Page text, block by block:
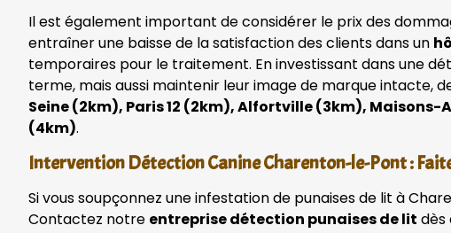
Il est également important de considérer le prix des
entraîner une baisse de la satisfaction des clients dans un
temporaires pour le traitement. En investissant dans une
terme, mais aussi maintenir leur image de marque intacte,
Seine (2km), Paris 12 (2km), Alfortville (3km),
(4km).
Intervention Détection Canine Charenton-le-Pont :
Si vous soupçonnez une infestation de punaises de lit à
Contactez notre entreprise détection punaises de lit dès